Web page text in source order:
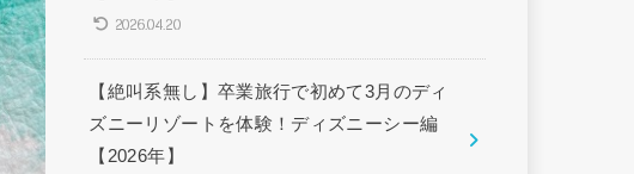
2026.04.20
【絶叫系無し】卒業旅行で初めて3月のディ
ズニーリゾートを体験！ディズニーシー編
【2026年】